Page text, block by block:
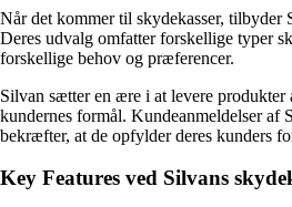
Når det kommer til skydekasser, tilbyder
Deres udvalg omfatter forskellige typer
forskellige behov og præferencer.
Silvan sætter en ære i at levere
kundernes formål. Kundeanmeldelser af
bekræfter, at de opfylder deres kunders
Key Features ved Silvans